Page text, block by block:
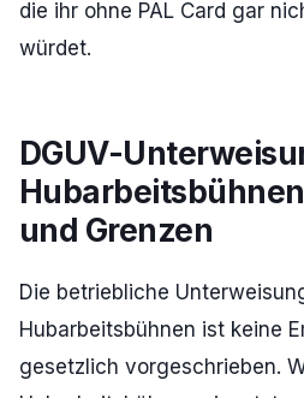
die ihr ohne PAL Card gar
würdet.
DGUV-
und Grenzen
Die betriebliche
Hubarbeitsbühnen ist keine
gesetzlich vorgeschrieben.